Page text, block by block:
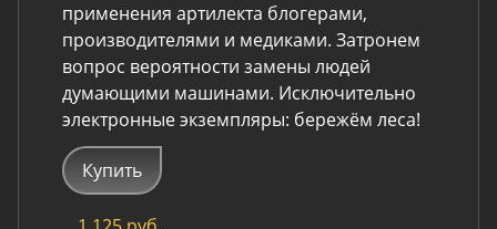
применения артилекта блогерами,
производителями и медиками. Затронем
вопрос вероятности замены людей
думающими машинами. Исключительно
электронные экземпляры: бережём леса!
Купить